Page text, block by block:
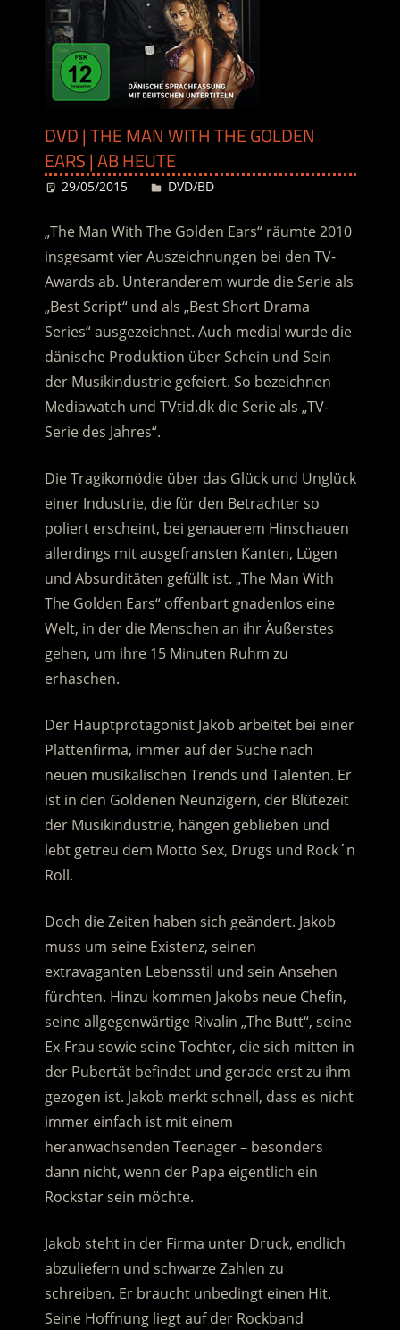
DVD | THE MAN WITH THE GOLDEN
EARS | AB HEUTE
29/05/2015 Desiree
DVD/BD
„The Man With The Golden Ears“ räumte 2010
insgesamt vier Auszeichnungen bei den TV-
Awards ab. Unteranderem wurde die Serie als
„Best Script“ und als „Best Short Drama
Series“ ausgezeichnet. Auch medial wurde die
dänische Produktion über Schein und Sein
der Musikindustrie gefeiert. So bezeichnen
Mediawatch und TVtid.dk die Serie als „TV-
Serie des Jahres“.
Die Tragikomödie über das Glück und Unglück
einer Industrie, die für den Betrachter so
poliert erscheint, bei genauerem Hinschauen
allerdings mit ausgefransten Kanten, Lügen
und Absurditäten gefüllt ist. „The Man With
The Golden Ears“ offenbart gnadenlos eine
Welt, in der die Menschen an ihr Äußerstes
gehen, um ihre 15 Minuten Ruhm zu
erhaschen.
Der Hauptprotagonist Jakob arbeitet bei einer
Plattenfirma, immer auf der Suche nach
neuen musikalischen Trends und Talenten. Er
ist in den Goldenen Neunzigern, der Blütezeit
der Musikindustrie, hängen geblieben und
lebt getreu dem Motto Sex, Drugs und Rock´n
Roll.
Doch die Zeiten haben sich geändert. Jakob
muss um seine Existenz, seinen
extravaganten Lebensstil und sein Ansehen
fürchten. Hinzu kommen Jakobs neue Chefin,
seine allgegenwärtige Rivalin „The Butt“, seine
Ex-Frau sowie seine Tochter, die sich mitten in
der Pubertät befindet und gerade erst zu ihm
gezogen ist. Jakob merkt schnell, dass es nicht
immer einfach ist mit einem
heranwachsenden Teenager – besonders
dann nicht, wenn der Papa eigentlich ein
Rockstar sein möchte.
Jakob steht in der Firma unter Druck, endlich
abzuliefern und schwarze Zahlen zu
schreiben. Er braucht unbedingt einen Hit.
Seine Hoffnung liegt auf der Rockband